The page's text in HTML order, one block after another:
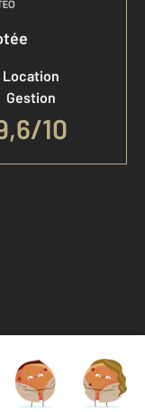
Location
Gestion
10